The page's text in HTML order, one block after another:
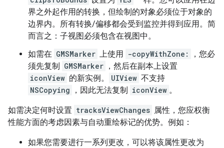
界之外起作用的转换，但绘制的对象必须位于对象的
边界内。所有转换/偏移都会受到监控并得到应用。简
而言之：子视图必须包含在视图中。
如需在 GMSMarker 上使用 -copyWithZone:
，您必
须先复制 GMSMarker ，然后在副本上设置
iconView 的新实例。 UIView 不支持
NSCopying
，因此无法复制 iconView 。
如需决定何时设置 tracksViewChanges 属性，您应权衡
性能方面的考虑因素与自动重绘标记的优势。例如：
如果您需要进行一系列更改，可以将该属性更改为